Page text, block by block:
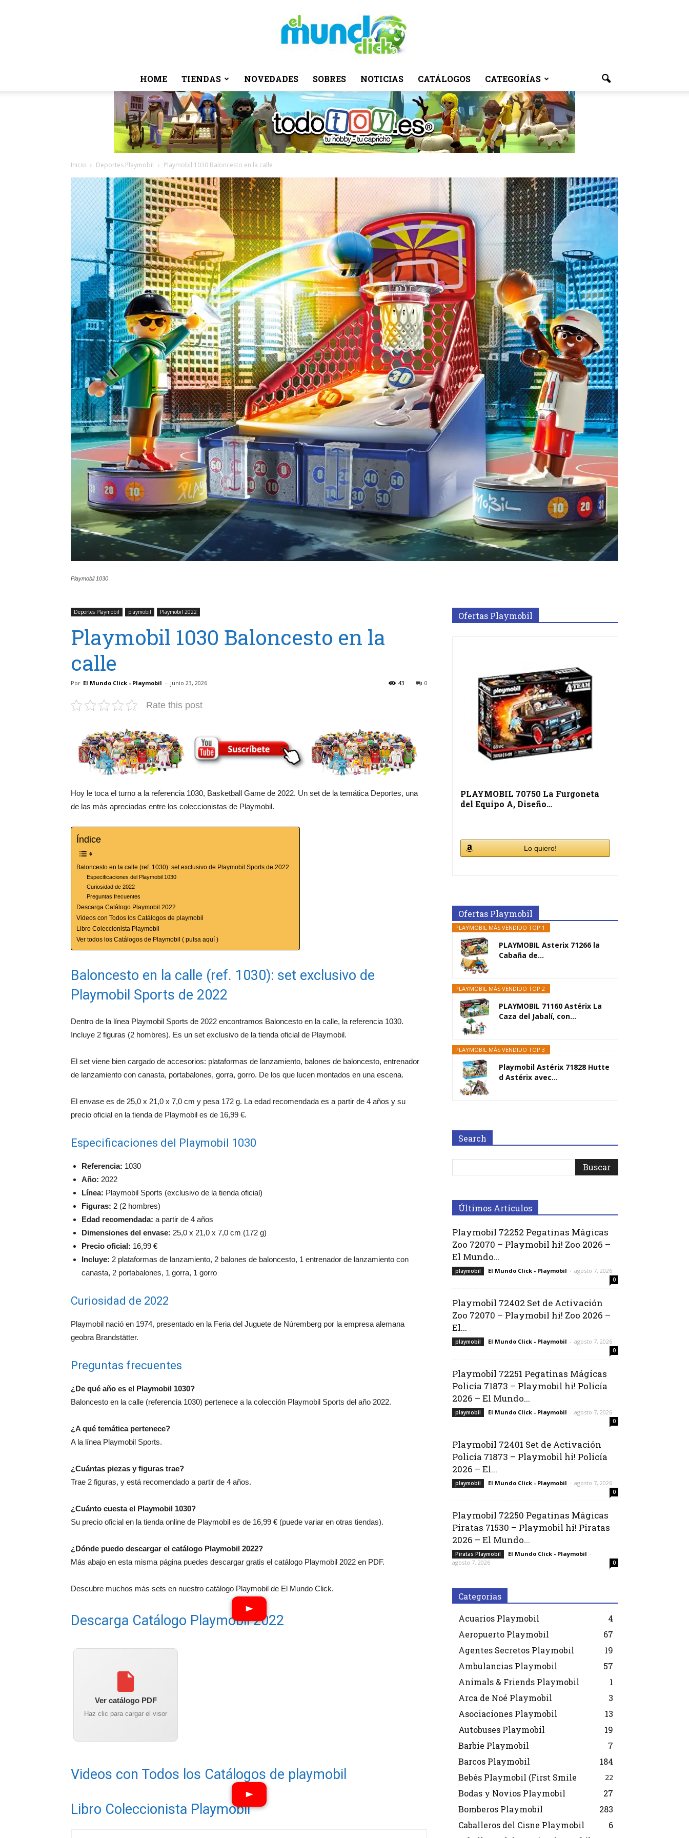
El
Click
HOME TIENDAS NOVEDADES SOBRES NOTICIAS CATÁLOGOS CATEGORÍAS
Inicio Deportes Playmobil Playmobil 1030 Baloncesto en la calle
Playmobil 1030
Deportes Playmobil playmobil Playmobil 2022
Playmobil 1030 Baloncesto en la
calle
Por El Mundo Click - Playmobil - junio 23, 2026 0
43
Rate this post
Hoy le toca el turno a la referencia 1030, Basketball Game de 2022. Un set de la temática Deportes, una
de las más apreciadas entre los coleccionistas de Playmobil.
Índice
Baloncesto en la calle (ref. 1030): set exclusivo de Playmobil Sports de 2022
Especificaciones del Playmobil 1030
Curiosidad de 2022
Preguntas frecuentes
Descarga Catálogo Playmobil 2022
Videos con Todos los Catálogos de playmobil
Libro Coleccionista Playmobil
Ver todos los Catálogos de Playmobil ( pulsa aquí )
Baloncesto en la calle (ref. 1030): set exclusivo de
Playmobil Sports de 2022
Dentro de la línea Playmobil Sports de 2022 encontramos Baloncesto en la calle, la referencia 1030.
Incluye 2 figuras (2 hombres). Es un set exclusivo de la tienda oficial de Playmobil.
El set viene bien cargado de accesorios: plataformas de lanzamiento, balones de baloncesto, entrenador
de lanzamiento con canasta, portabalones, gorra, gorro. De los que lucen montados en una escena.
El envase es de 25,0 x 21,0 x 7,0 cm y pesa 172 g. La edad recomendada es a partir de 4 años y su
precio oficial en la tienda de Playmobil es de 16,99 €.
Especificaciones del Playmobil 1030
Referencia: 1030
Año: 2022
Línea: Playmobil Sports (exclusivo de la tienda oficial)
Figuras: 2 (2 hombres)
Edad recomendada: a partir de 4 años
Dimensiones del envase: 25,0 x 21,0 x 7,0 cm (172 g)
Precio oficial: 16,99 €
Incluye: 2 plataformas de lanzamiento, 2 balones de baloncesto, 1 entrenador de lanzamiento con
canasta, 2 portabalones, 1 gorra, 1 gorro
Curiosidad de 2022
Playmobil nació en 1974, presentado en la Feria del Juguete de Núremberg por la empresa alemana
geobra Brandstätter.
Preguntas frecuentes
¿De qué año es el Playmobil 1030?
Baloncesto en la calle (referencia 1030) pertenece a la colección Playmobil Sports del año 2022.
¿A qué temática pertenece?
A la línea Playmobil Sports.
¿Cuántas piezas y figuras trae?
Trae 2 figuras, y está recomendado a partir de 4 años.
¿Cuánto cuesta el Playmobil 1030?
Su precio oficial en la tienda online de Playmobil es de 16,99 € (puede variar en otras tiendas).
¿Dónde puedo descargar el catálogo Playmobil 2022?
Más abajo en esta misma página puedes descargar gratis el catálogo Playmobil 2022 en PDF.
Descubre muchos más sets en nuestro catálogo Playmobil de El Mundo Click.
Descarga Catálogo Playmobil 2022
Ver catálogo PDF
Haz clic para cargar el visor
Videos con Todos los Catálogos de playmobil
Libro Coleccionista Playmobil
Ofertas Playmobil
PLAYMOBIL 70750 La Furgoneta
del Equipo A, Diseño…
Lo quiero!
Ofertas Playmobil
PLAYMOBIL MÁS VENDIDO TOP 1
PLAYMOBIL Asterix 71266 la
Cabaña de...
PLAYMOBIL MÁS VENDIDO TOP 2
PLAYMOBIL 71160 Astérix La
Caza del Jabalí, con...
PLAYMOBIL MÁS VENDIDO TOP 3
Playmobil Astérix 71828 Hutte
d Astérix avec...
Search
Últimos Artículos
Playmobil 72252 Pegatinas Mágicas
Zoo 72070 – Playmobil hi! Zoo 2026 –
El Mundo...
playmobil El Mundo Click - Playmobil - agosto 7, 2026
0
Playmobil 72402 Set de Activación
Zoo 72070 – Playmobil hi! Zoo 2026 –
El...
playmobil El Mundo Click - Playmobil - agosto 7, 2026
0
Playmobil 72251 Pegatinas Mágicas
Policía 71873 – Playmobil hi! Policía
2026 – El Mundo...
playmobil El Mundo Click - Playmobil - agosto 7, 2026
0
Playmobil 72401 Set de Activación
Policía 71873 – Playmobil hi! Policía
2026 – El...
playmobil El Mundo Click - Playmobil - agosto 7, 2026
0
Playmobil 72250 Pegatinas Mágicas
Piratas 71530 – Playmobil hi! Piratas
2026 – El Mundo...
Piratas Playmobil El Mundo Click - Playmobil -
agosto 7, 2026
0
Categorias
Acuarios Playmobil
4
Aeropuerto Playmobil
67
Agentes Secretos Playmobil
19
Ambulancias Playmobil
57
Animals & Friends Playmobil
1
Arca de Noé Playmobil
3
Asociaciones Playmobil
13
Autobuses Playmobil
19
Barbie Playmobil
7
Barcos Playmobil
184
Bebés Playmobil (First Smile
22
Bodas y Novios Playmobil
27
Bomberos Playmobil
283
Caballeros del Cisne Playmobil
6